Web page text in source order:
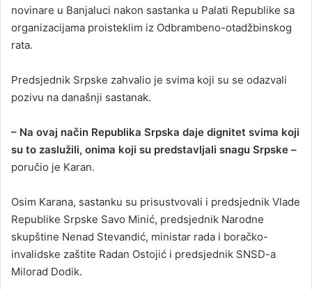
novinare u Banjaluci nakon sastanka u Palati Republike sa
organizacijama proisteklim iz Odbrambeno-otadžbinskog
rata.
Predsjednik Srpske zahvalio je svima koji su se odazvali
pozivu na današnji sastanak.
– Na ovaj način Republika Srpska daje dignitet svima koji
su to zaslužili, onima koji su predstavljali snagu Srpske –
poručio je Karan.
Osim Karana, sastanku su prisustvovali i predsjednik Vlade
Republike Srpske Savo Minić, predsjednik Narodne
skupštine Nenad Stevandić, ministar rada i boračko-
invalidske zaštite Radan Ostojić i predsjednik SNSD-a
Milorad Dodik.